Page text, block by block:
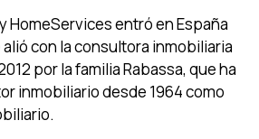
HomeServices entró en España
con la consultora inmobiliaria
por la familia Rabassa, que ha
inmobiliario desde 1964 como